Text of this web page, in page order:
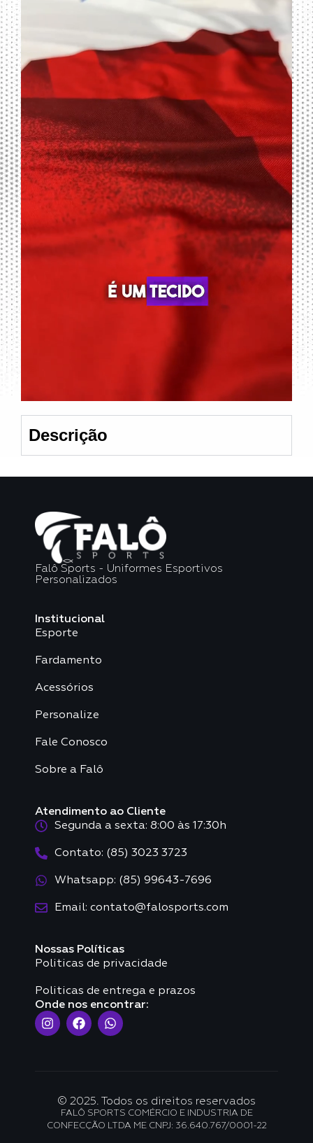
Descrição
Falô Sports - Uniformes Esportivos
Personalizados
Institucional
Esporte
Fardamento
Acessórios
Personalize
Fale Conosco
Sobre a Falô
Atendimento ao Cliente
Segunda a sexta: 8:00 às 17:30h
Contato: (85) 3023 3723
Whatsapp: (85) 99643-7696
Email: contato@falosports.com
Nossas Políticas
Politicas de privacidade
Politicas de entrega e prazos
Onde nos encontrar:
© 2025. Todos os direitos reservados
FALÔ SPORTS COMÉRCIO E INDUSTRIA DE
CONFECÇÃO LTDA ME CNPJ: 36.640.767/0001-22